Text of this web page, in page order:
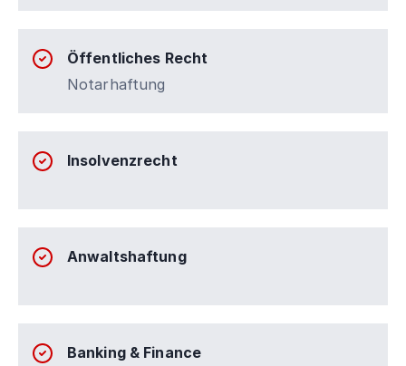
Öffentliches Recht
Notarhaftung
Insolvenzrecht
Anwaltshaftung
Banking & Finance